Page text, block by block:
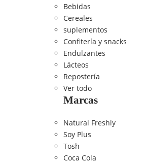
Bebidas
Cereales
suplementos
Confitería y snacks
Endulzantes
Lácteos
Repostería
Ver todo
Marcas
Natural Freshly
Soy Plus
Tosh
Coca Cola